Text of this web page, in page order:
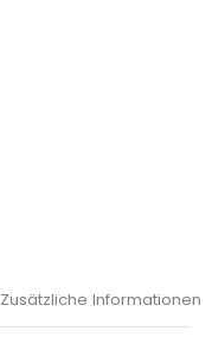
Zusätzliche Informationen